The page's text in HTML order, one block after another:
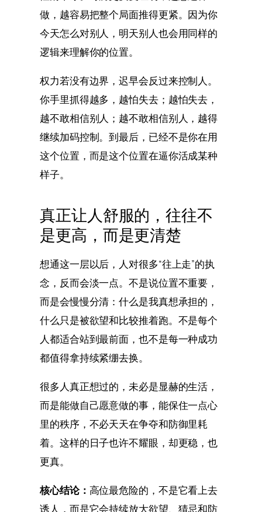
做，越容易把整个局面推得更紧。因为你
今天怎么对别人，明天别人也会用同样的
逻辑来理解你的位置。
权力若没有边界，迟早会反过来控制人。
你手里抓得越多，越怕失去；越怕失去，
越不敢相信别人；越不敢相信别人，越得
继续加码控制。到最后，已经不是你在用
这个位置，而是这个位置在逼你活成某种
样子。
真正让人舒服的，往往不
是更高，而是更清楚
想通这一层以后，人对很多“往上走”的执
念，反而会淡一点。不是说位置不重要，
而是会慢慢分清：什么是我真想承担的，
什么只是被欲望和比较推着跑。不是每个
人都适合站到最前面，也不是每一种成功
都值得拿持续紧绷去换。
很多人真正想过的，未必是显赫的生活，
而是能做自己愿意做的事，能保住一点心
里的秩序，不必天天在争夺和防御里耗
着。这样的日子也许不耀眼，却更稳，也
更真。
核心结论： 高位最危险的，不是它看上去
诱人，而是它会持续放大欲望、猜忌和防